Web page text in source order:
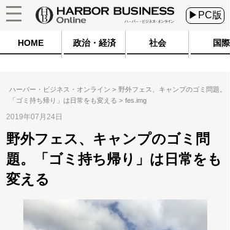
▶PC版
HOME 政治・経済 社会 国際
ハーバー・ビジネス・オンライン
野外フェス、キャンプのゴミ問題。
「ゴミ持ち帰り」は日常をも変える
fes.img
2019年07月24日
野外フェス、キャンプのゴミ問
題。「ゴミ持ち帰り」は日常をも
変える